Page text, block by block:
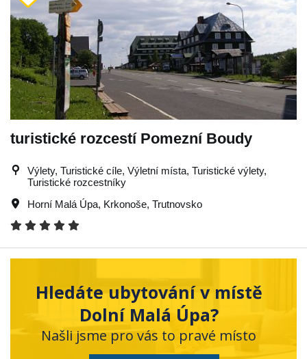
turistické rozcestí Pomezní Boudy
Výlety, Turistické cíle, Výletní místa, Turistické výlety,
Turistické rozcestníky
Horní Malá Úpa, Krkonoše, Trutnovsko
Hledáte ubytování v místě
Dolní Malá Úpa?
Našli jsme pro vás to pravé místo